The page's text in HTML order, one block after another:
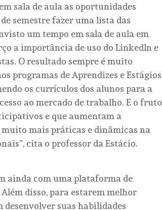
sala de aula as oportunidades
semestre fazer uma lista das
um tempo em sala de aula em
a importância de uso do Linkedln e
O resultado sempre é muito
programas de Aprendizes e Estágios
os currículos dos alunos para a
ao mercado de trabalho. E o fruto
e que aumentam a
mais práticas e dinâmicas na
cita o professor da Estácio.
ainda com uma plataforma de
disso, para estarem melhor
desenvolver suas habilidades